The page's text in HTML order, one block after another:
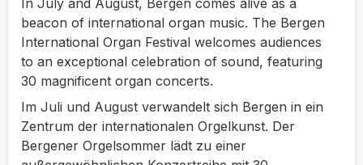
beacon of international organ music. The Bergen
International Organ Festival welcomes audiences
to an exceptional celebration of sound, featuring
30 magnificent organ concerts.
Im Juli und August verwandelt sich Bergen in ein
Zentrum der internationalen Orgelkunst. Der
Bergener Orgelsommer lädt zu einer